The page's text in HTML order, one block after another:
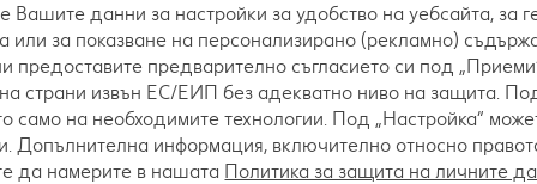
с дървена бъркалка, докато
миксер, другото яйце и отново се разбива
прясно мляко, в което е сложена
Вашите данни за настройки за удобство на уебсайта, за
или за показване на персонализирано (рекламно)
предоставите предварително съгласието си под
страни извън ЕС/ЕИП без адекватно ниво на защита.
само на необходимите технологии. Под „Настройка“
Допълнителна информация, включително относно
да намерите в нашата Политика за защита на личните